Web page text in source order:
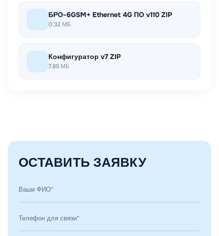
БРО-6GSM+ Ethernet 4G ПО v110 ZIP
0.32 МБ
Конфигуратор v7 ZIP
7.85 МБ
ОСТАВИТЬ ЗАЯВКУ
Ваши ФИО*
Телефон для связи*